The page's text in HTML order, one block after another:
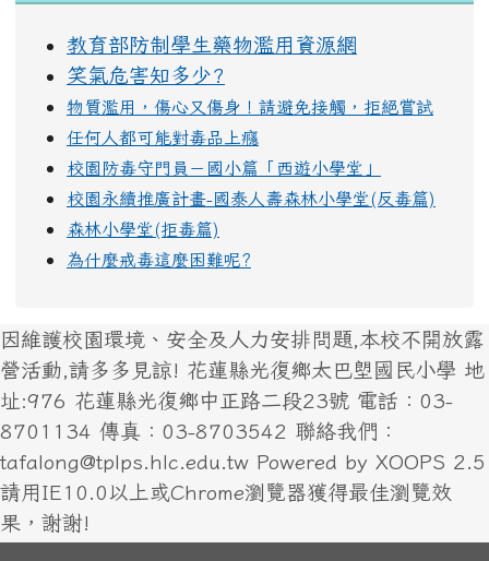
教育部防制學生藥物濫用資源網
笑氣危害知多少?
物質濫用，傷心又傷身！請避免接觸，拒絕嘗試
任何人都可能對毒品上癮
校園防毒守門員－國小篇「西遊小學堂」
校園永續推廣計畫-國泰人壽森林小學堂(反毒篇)
森林小學堂(拒毒篇)
為什麼戒毒這麼困難呢?
因維護校園環境、安全及人力安排問題,本校不開放露
營活動,請多多見諒! 花蓮縣光復鄉太巴塱國民小學 地
址:976 花蓮縣光復鄉中正路二段23號 電話：03-
8701134 傳真：03-8703542 聯絡我們：
tafalong@tplps.hlc.edu.tw Powered by XOOPS 2.5
請用IE10.0以上或Chrome瀏覽器獲得最佳瀏覽效
果，謝謝!